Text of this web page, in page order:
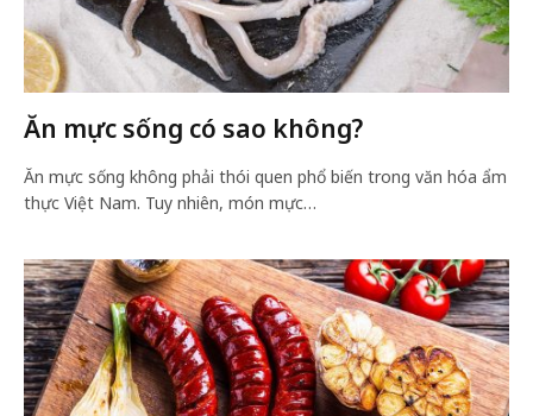
Ăn mực sống có sao không?
Ăn mực sống không phải thói quen phổ biến trong văn hóa ẩm
thực Việt Nam. Tuy nhiên, món mực…